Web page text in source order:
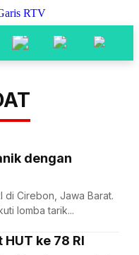
dengan
di Cirebon, Jawa Barat.
lomba tarik...
ke 78 RI